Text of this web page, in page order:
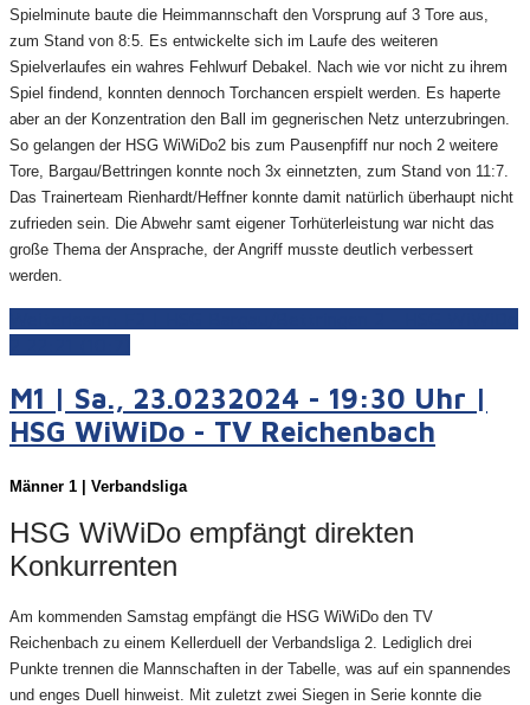
Spielminute baute die Heimmannschaft den Vorsprung auf 3 Tore aus,
zum Stand von 8:5. Es entwickelte sich im Laufe des weiteren
Spielverlaufes ein wahres Fehlwurf Debakel. Nach wie vor nicht zu ihrem
Spiel findend, konnten dennoch Torchancen erspielt werden. Es haperte
aber an der Konzentration den Ball im gegnerischen Netz unterzubringen.
So gelangen der HSG WiWiDo2 bis zum Pausenpfiff nur noch 2 weitere
Tore, Bargau/Bettringen konnte noch 3x einnetzten, zum Stand von 11:7.
Das Trainerteam Rienhardt/Heffner konnte damit natürlich überhaupt nicht
zufrieden sein. Die Abwehr samt eigener Torhüterleistung war nicht das
große Thema der Ansprache, der Angriff musste deutlich verbessert
werden.
M1 | Sa., 23.0232024 - 19:30 Uhr |
HSG WiWiDo - TV Reichenbach
Männer 1 | Verbandsliga
HSG WiWiDo empfängt direkten
Konkurrenten
Am kommenden Samstag empfängt die HSG WiWiDo den TV
Reichenbach zu einem Kellerduell der Verbandsliga 2. Lediglich drei
Punkte trennen die Mannschaften in der Tabelle, was auf ein spannendes
und enges Duell hinweist. Mit zuletzt zwei Siegen in Serie konnte die